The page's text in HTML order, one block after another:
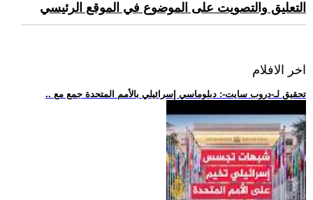
التعليق والتصويت على الموضوع في الموقع الرئيسي
اخر الافلام
.. تحقيق لـ-دروب سايت-: دبلوماسي إسرائيلي بالأمم المتحدة جمع مع